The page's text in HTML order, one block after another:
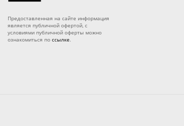
Предоставленная на сайте информация
является публичной офертой, с
условиями публичной оферты можно
ознакомиться по ссылке.